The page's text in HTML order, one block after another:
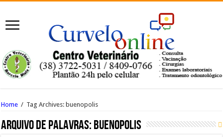
Home / Tag Archives: buenopolis
Arquivo de palavras:buenopolis